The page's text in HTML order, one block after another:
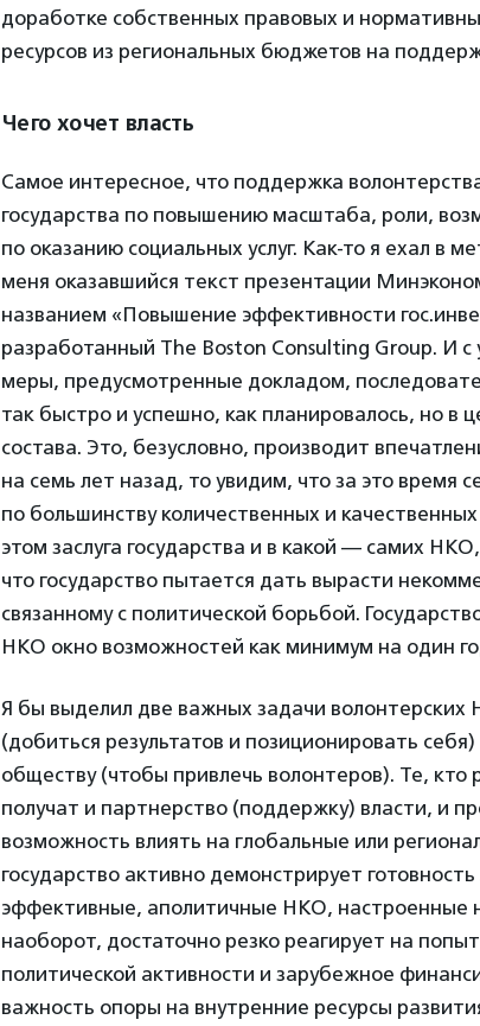
доработке собственных правовых и
ресурсов из региональных бюджетов на
Чего хочет власть
Самое интересное, что поддержка
государства по повышению масштаба, роли,
по оказанию социальных услуг. Как-то я ехал в
меня оказавшийся текст презентации
названием «Повышение эффективности
разработанный The Boston Consulting Group. И
меры, предусмотренные докладом,
так быстро и успешно, как планировалось, но в
состава. Это, безусловно, производит
на семь лет назад, то увидим, что за это время
по большинству количественных и
этом заслуга государства и в какой — самих
что государство пытается дать вырасти
связанному с политической борьбой.
НКО окно возможностей как минимум на один
Я бы выделил две важных задачи
(добиться результатов и позиционировать
обществу (чтобы привлечь волонтеров). Те, кто
получат и партнерство (поддержку) власти, и
возможность влиять на глобальные или
государство активно демонстрирует
эффективные, аполитичные НКО, настроенные
наоборот, достаточно резко реагирует на
политической активности и зарубежное
важность опоры на внутренние ресурсы